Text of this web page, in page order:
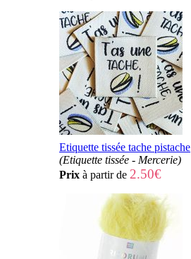
Etiquette tissée tache pistache
(Etiquette tissée - Mercerie)
Prix à partir de 2.50€